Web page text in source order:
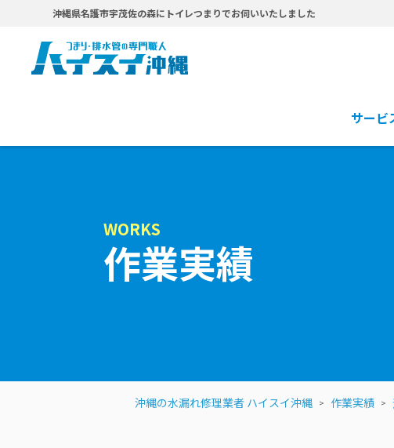
沖縄県名護市宇茂佐の森にトイレつまりでお伺いいたしました
サービ
WORKS
作業実績
沖縄の水漏れ修理業者 ハイスイ沖縄 作業実績